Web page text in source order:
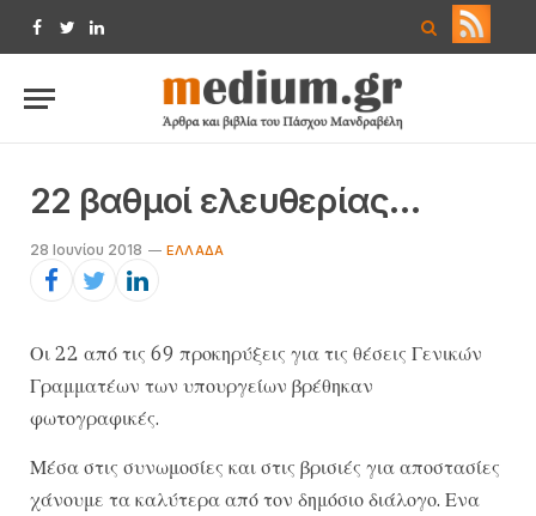
Facebook
TwitterLinkedIn
22 βαθμοί ελευθερίας…
28 Ιουνίου 2018 ΕΛΛΆΔΑ
Οι 22 από τις 69 προκηρύξεις για τις θέσεις Γενικών
Γραμματέων των υπουργείων βρέθηκαν
φωτογραφικές.
Μ​​έσα στις συνωμοσίες και στις βρισιές για αποστασίες
χάνουμε τα καλύτερα από τον δημόσιο διάλογο. Ενα